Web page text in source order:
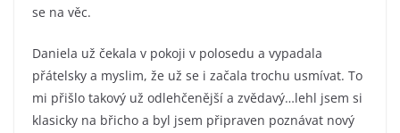
se na věc.
Daniela už čekala v pokoji v polosedu a vypadala
přátelsky a myslim, že už se i začala trochu usmívat. To
mi přišlo takový už odlehčenější a zvědavý…lehl jsem si
klasicky na břicho a byl jsem připraven poznávat nový